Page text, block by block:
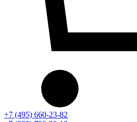
+7 (495) 660-23-82